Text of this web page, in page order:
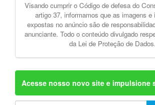
Visando cumprir o Código de defesa do
artigo 37, informamos que as imagens e
expostas no anúncio são de
anunciante. Todo o conteúdo divulgado
da Lei de Proteção de Dados.
Acesse nosso novo site e impulsione